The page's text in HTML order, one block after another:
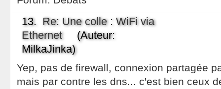
13. Re: Une colle : WiFi via
Ethernet(Auteur:
MilkaJinka)
Yep, pas de firewall, connexion partagée
mais par contre les dns... c'est bien ceux